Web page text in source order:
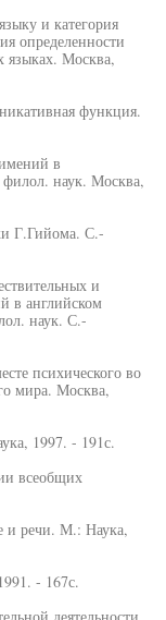
и категория
определенности
языках. Москва,
функция.
в
наук. Москва,
Г.Гийома. С.-
и
в английском
наук. С.-
психического во
мира. Москва,
1997. - 191с.
всеобщих
и речи. М.: Наука,
- 167с.